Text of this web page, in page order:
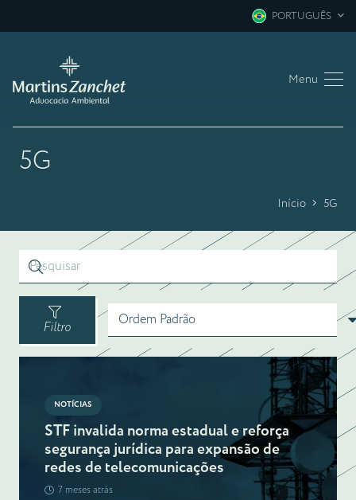
PORTUGUÊS
Menu
5G
Início 5G
Filtro
NOTÍCIAS
STF invalida norma estadual e reforça
segurança jurídica para expansão de
redes de telecomunicações
7 meses atrás